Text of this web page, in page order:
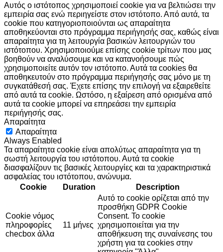
Αυτός ο ιστότοπος χρησιμοποιεί cookie για να βελτιώσει την
εμπειρία σας ενώ περιηγείστε στον ιστότοπο. Από αυτά, τα
cookie που κατηγοριοποιούνται ως απαραίτητα
αποθηκεύονται στο πρόγραμμα περιήγησής σας, καθώς είναι
απαραίτητα για τη λειτουργία βασικών λειτουργιών του
ιστότοπου. Χρησιμοποιούμε επίσης cookie τρίτων που μας
βοηθούν να αναλύσουμε και να κατανοήσουμε πώς
χρησιμοποιείτε αυτόν τον ιστότοπο. Αυτά τα cookies θα
αποθηκευτούν στο πρόγραμμα περιήγησής σας μόνο με τη
συγκατάθεσή σας. Έχετε επίσης την επιλογή να εξαιρεθείτε
από αυτά τα cookie. Ωστόσο, η εξαίρεση από ορισμένα από
αυτά τα cookie μπορεί να επηρεάσει την εμπειρία
περιήγησής σας.
Απαραίτητα
Απαραίτητα
Always Enabled
Τα απαραίτητα cookie είναι απολύτως απαραίτητα για τη
σωστή λειτουργία του ιστότοπου. Αυτά τα cookie
διασφαλίζουν τις βασικές λειτουργίες και τα χαρακτηριστικά
ασφαλείας του ιστότοπου, ανώνυμα.
Cookie
Duration Description
Cookie νόμος
πληροφορίες
checbox άλλα
11 μήνες
Αυτό το cookie ορίζεται από την
προσθήκη GDPR Cookie
Consent. Το cookie
χρησιμοποιείται για την
αποθήκευση της συναίνεσης του
χρήστη για τα cookies στην